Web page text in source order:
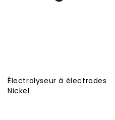
Électrolyseur à électrodes
Nickel